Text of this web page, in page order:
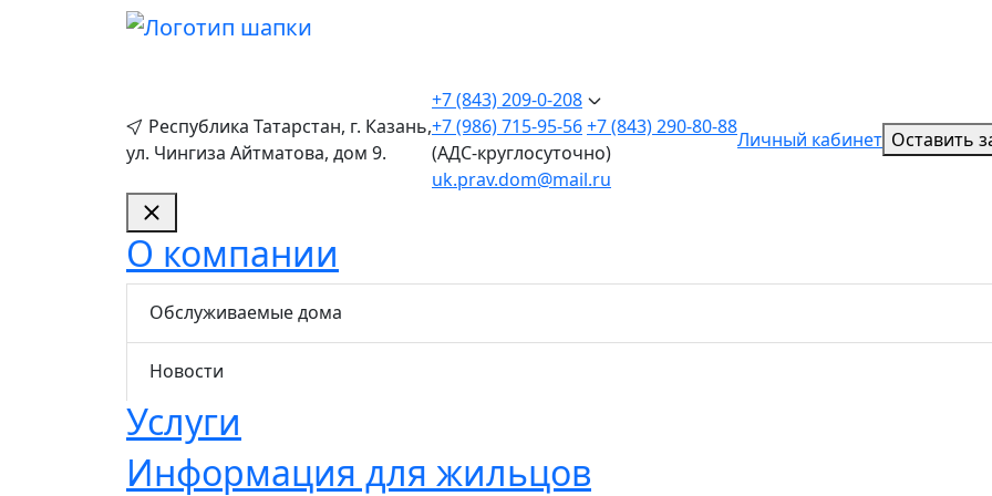
Республика Татарстан, г. Казань,
ул. Чингиза Айтматова, дом 9.
+7 (843) 209-0-208
+7 (986) 715-95-56+7 (843) 290-80-88
(АДС-круглосуточно)
uk.prav.dom@mail.ru
Личный кабинет Оставить
О компании
Обслуживаемые дома
Новости
Услуги
Информация для жильцов